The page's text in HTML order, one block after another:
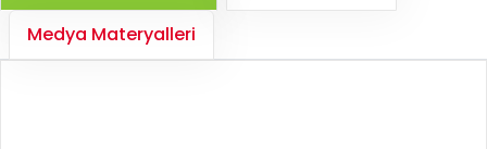
Medya Materyalleri